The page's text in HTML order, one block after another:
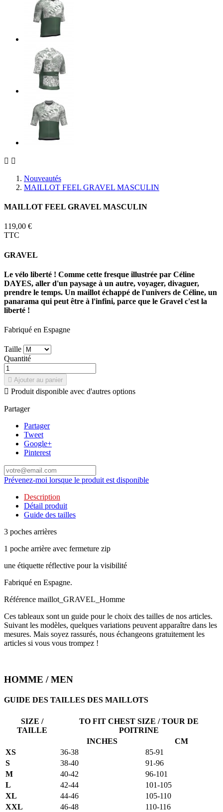
 
Nouveautés
MAILLOT FEEL GRAVEL MASCULIN
MAILLOT FEEL GRAVEL MASCULIN
119,00 €
TTC
GRAVEL
Le vélo liberté ! Comme cette fresque illustrée par Céline
DAYES, aller d'un paysage à un autre, voyager, divaguer,
prendre le temps. Un maillot échappé de l'univers de Céline, un
panarama qui peut être à l'infini, parce que le Gravel c'est la
liberté !
Fabriqué en Espagne
Taille
Quantité
 Ajouter au panier
 Produit disponible avec d'autres options
Partager
Partager
Tweet
Google+
Pinterest
Prévenez-moi lorsque le produit est disponible
Description
Détail produit
Guide des tailles
3 poches arrières
1 poche arrière avec fermeture zip
une étiquette réflective pour la visibilité
Fabriqué en Espagne.
Référence maillot_GRAVEL_Homme
Ces tableaux sont un guide pour le choix des tailles de nos articles.
Suivant les modèles, quelques variations peuvent apparaître dans les
mesures. Mais soyez rassurés, nous échangeons gratuitement les
articles si vous vous trompez !
HOMME / MEN
GUIDE DES TAILLES DES MAILLOTS
SIZE /
TAILLE
TO FIT CHEST SIZE / TOUR DE
POITRINE
INCHES
CM
XS
36-38
85-91
S
38-40
91-96
M
40-42
96-101
L
42-44
101-105
XL
44-46
105-110
XXL
46-48 110-116